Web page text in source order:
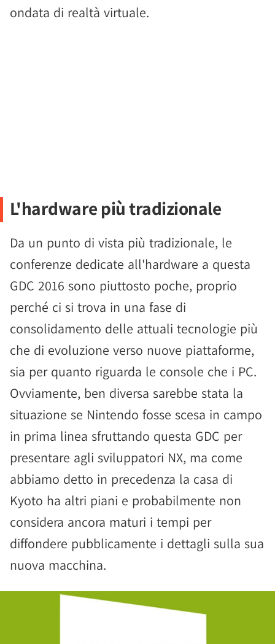
ondata di realtà virtuale.
L'hardware più tradizionale
Da un punto di vista più tradizionale, le
conferenze dedicate all'hardware a questa
GDC 2016 sono piuttosto poche, proprio
perché ci si trova in una fase di
consolidamento delle attuali tecnologie più
che di evoluzione verso nuove piattaforme,
sia per quanto riguarda le console che i PC.
Ovviamente, ben diversa sarebbe stata la
situazione se Nintendo fosse scesa in campo
in prima linea sfruttando questa GDC per
presentare agli sviluppatori NX, ma come
abbiamo detto in precedenza la casa di
Kyoto ha altri piani e probabilmente non
considera ancora maturi i tempi per
diffondere pubblicamente i dettagli sulla sua
nuova macchina.